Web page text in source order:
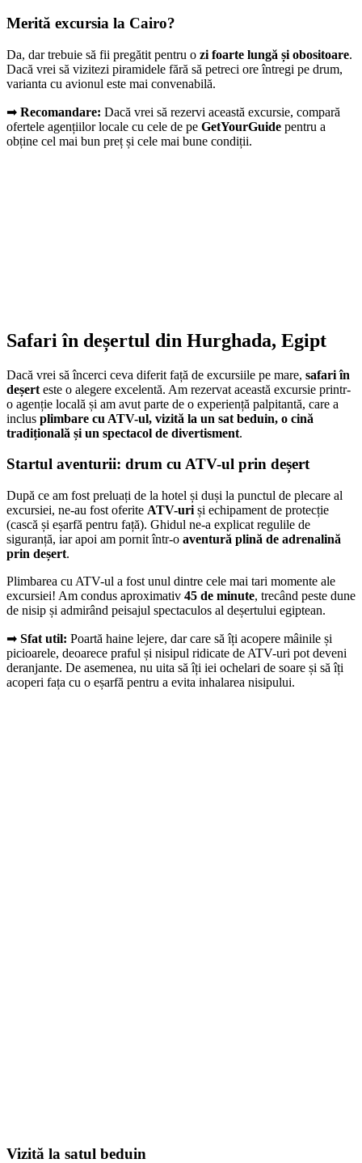
Merită excursia la Cairo?
Da, dar trebuie să fii pregătit pentru o zi foarte lungă și obositoare.
Dacă vrei să vizitezi piramidele fără să petreci ore întregi pe drum,
varianta cu avionul este mai convenabilă.
➡ Recomandare: Dacă vrei să rezervi această excursie, compară
ofertele agențiilor locale cu cele de pe GetYourGuide pentru a
obține cel mai bun preț și cele mai bune condiții.
Safari în deșertul din Hurghada, Egipt
Dacă vrei să încerci ceva diferit față de excursiile pe mare, safari în
deșert este o alegere excelentă. Am rezervat această excursie printr-
o agenție locală și am avut parte de o experiență palpitantă, care a
inclus plimbare cu ATV-ul, vizită la un sat beduin, o cină
tradițională și un spectacol de divertisment.
Startul aventurii: drum cu ATV-ul prin deșert
După ce am fost preluați de la hotel și duși la punctul de plecare al
excursiei, ne-au fost oferite ATV-uri și echipament de protecție
(cască și eșarfă pentru față). Ghidul ne-a explicat regulile de
siguranță, iar apoi am pornit într-o aventură plină de adrenalină
prin deșert.
Plimbarea cu ATV-ul a fost unul dintre cele mai tari momente ale
excursiei! Am condus aproximativ 45 de minute, trecând peste dune
de nisip și admirând peisajul spectaculos al deșertului egiptean.
➡ Sfat util: Poartă haine lejere, dar care să îți acopere mâinile și
picioarele, deoarece praful și nisipul ridicate de ATV-uri pot deveni
deranjante. De asemenea, nu uita să îți iei ochelari de soare și să îți
acoperi fața cu o eșarfă pentru a evita inhalarea nisipului.
Vizită la satul beduin